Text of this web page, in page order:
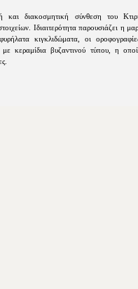
και διακοσμητική σύνθεση του
Ιδιαιτερότητα παρουσιάζει η
κιγκλιδώματα, οι
κεραμίδια βυζαντινού τύπου, η